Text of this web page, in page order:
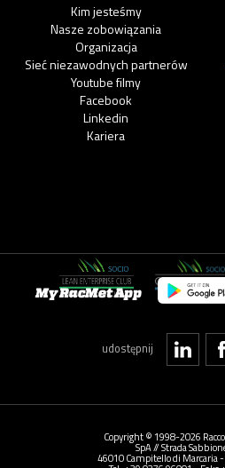
Kim jesteśmy
Nasze zobowiązania
Organizacja
Sieć niezawodnych partnerów
Youtube filmy
Facebook
Linkedin
Kariera
udostępnij
My RacMet App
Copyright © 1998-2026
SpA // Strada
46010 Campitello di Marcaria